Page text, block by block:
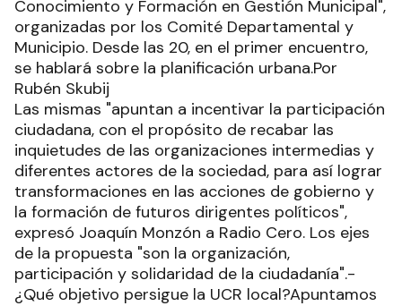
Conocimiento y Formación en Gestión Municipal",
organizadas por los Comité Departamental y
Municipio. Desde las 20, en el primer encuentro,
se hablará sobre la planificación urbana.Por
Rubén Skubij
Las mismas "apuntan a incentivar la participación
ciudadana, con el propósito de recabar las
inquietudes de las organizaciones intermedias y
diferentes actores de la sociedad, para así lograr
transformaciones en las acciones de gobierno y
la formación de futuros dirigentes políticos",
expresó Joaquín Monzón a Radio Cero. Los ejes
de la propuesta "son la organización,
participación y solidaridad de la ciudadanía".-
¿Qué objetivo persigue la UCR local?Apuntamos